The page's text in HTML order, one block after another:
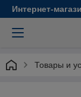
Интернет-
Товары и